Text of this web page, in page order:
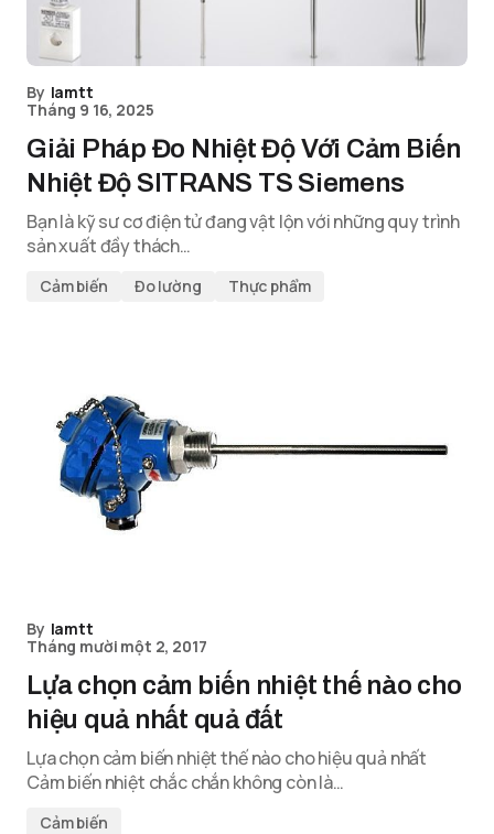
By lamtt
Tháng 9 16, 2025
Giải Pháp Đo Nhiệt Độ Với Cảm Biến
Nhiệt Độ SITRANS TS Siemens
Bạn là kỹ sư cơ điện tử đang vật lộn với những quy trình
sản xuất đầy thách…
Cảm biến Đo lường Thực phẩm
By lamtt
Tháng mười một 2, 2017
Lựa chọn cảm biến nhiệt thế nào cho
hiệu quả nhất quả đất
Lựa chọn cảm biến nhiệt thế nào cho hiệu quả nhất
Cảm biến nhiệt chắc chắn không còn là…
Cảm biến